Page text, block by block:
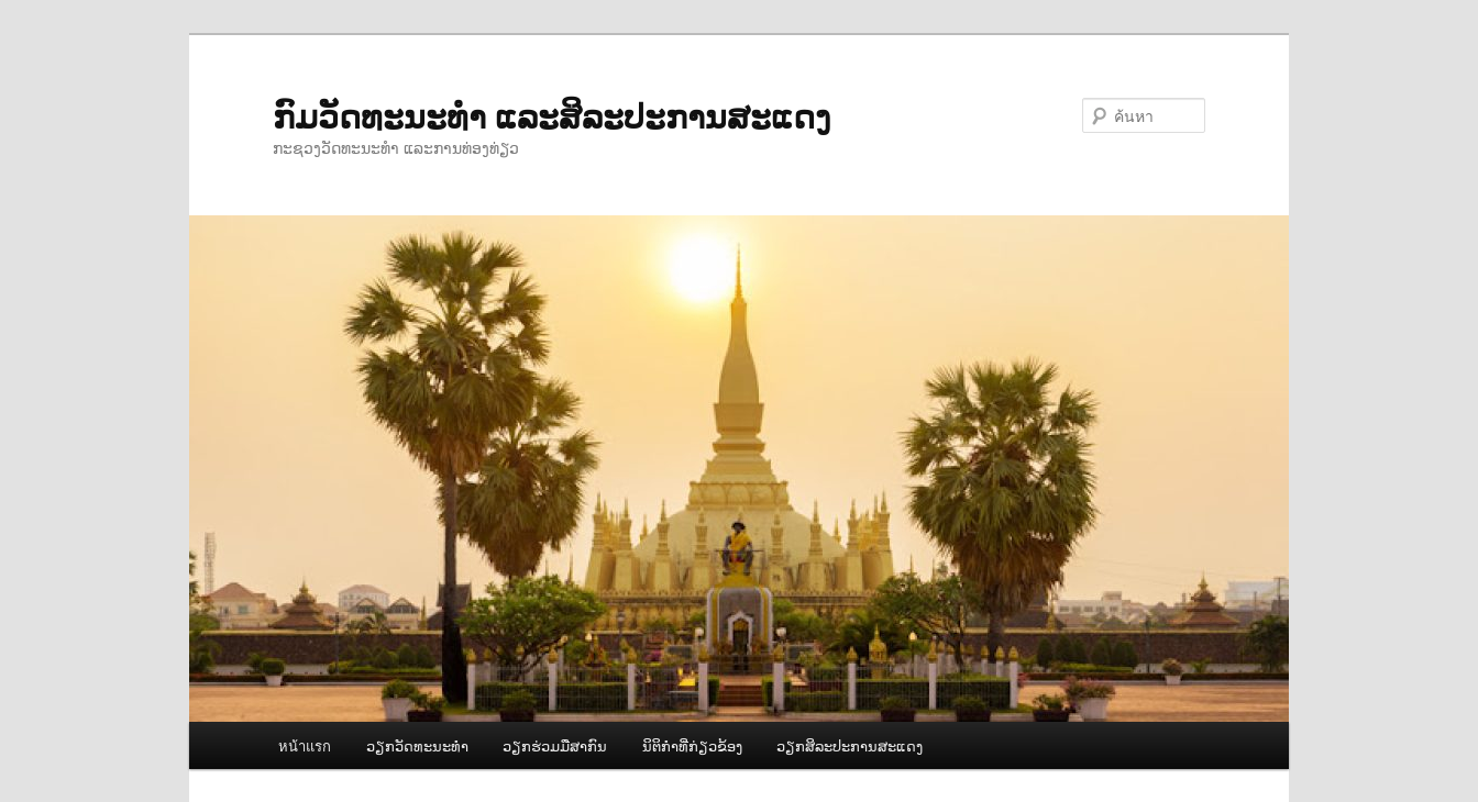
ກົມວັດທະນະທຳ ແລະສິລະປະການສະແດງ
ກະຊວງວັດທະນະທຳ ແລະການທ່ອງທ່ຽວ
หน้าแรก ວຽກວັດທະນະທຳ ວຽກຮ່ວມມືສາກົນ ນິຕິກຳທີ່ກ່ຽວຂ້ອງ ວຽກສິລະປະການສະແດງ